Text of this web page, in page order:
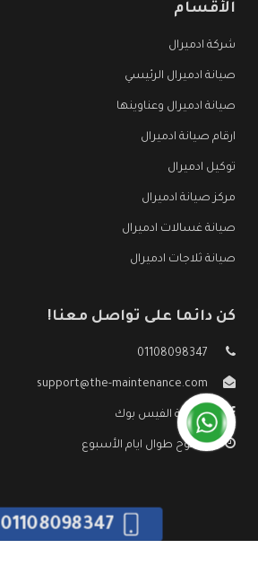
الأقسام
شركة ادميرال
صيانة ادميرال الرئيسي
صيانة ادميرال وعناوينها
ارقام صيانة ادميرال
توكيل ادميرال
مركز صيانة ادميرال
صيانة غسالات ادميرال
صيانة ثلاجات ادميرال
كن دائما على تواصل معنا!
01108098347
support@the-maintenance.com
صفحة الفيس بوك
مفتوح طوال ايام الأسبوع
01108098347